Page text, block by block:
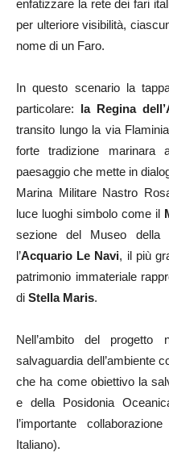
enfatizzare la rete dei fari
per ulteriore visibilità,
nome di un Faro.
In questo scenario la
particolare: la Regina
transito lungo la via
forte tradizione marinara
paesaggio che mette in
Marina Militare Nastro
luce luoghi simbolo come il
sezione del Museo
l’Acquario Le Navi, il più
patrimonio immateriale
di Stella Maris.
Nell’ambito del progetto
salvaguardia dell’ambiente
che ha come obiettivo la
e della Posidonia
l’importante
Italiano).